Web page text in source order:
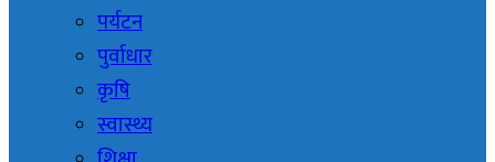
पर्यटन
पुर्वाधार
कृषि
स्वास्थ्य